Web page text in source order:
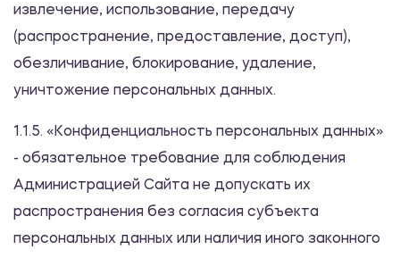
извлечение, использование, передачу
(распространение, предоставление, доступ),
обезличивание, блокирование, удаление,
уничтожение персональных данных.
1.1.5. «Конфиденциальность персональных данных»
- обязательное требование для соблюдения
Администрацией Сайта не допускать их
распространения без согласия субъекта
персональных данных или наличия иного законного